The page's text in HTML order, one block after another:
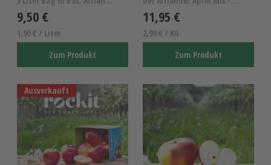
9,50 €
1,90 € / Liter
Zum Produkt
11,95 €
2,99 € / KG
Zum Produkt
Ausverkauft